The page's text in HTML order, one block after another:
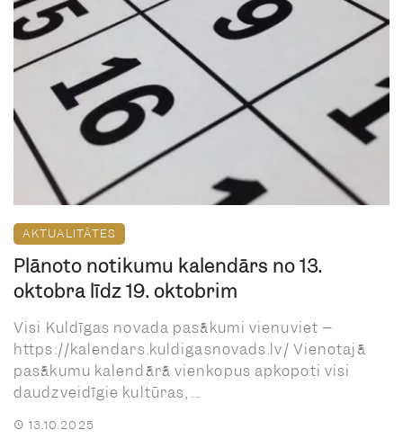
AKTUALITĀTES
Plānoto notikumu kalendārs no 13.
oktobra līdz 19. oktobrim
Visi Kuldīgas novada pasākumi vienuviet –
https://kalendars.kuldigasnovads.lv/ Vienotajā
pasākumu kalendārā vienkopus apkopoti visi
daudzveidīgie kultūras, ...
13.10.2025